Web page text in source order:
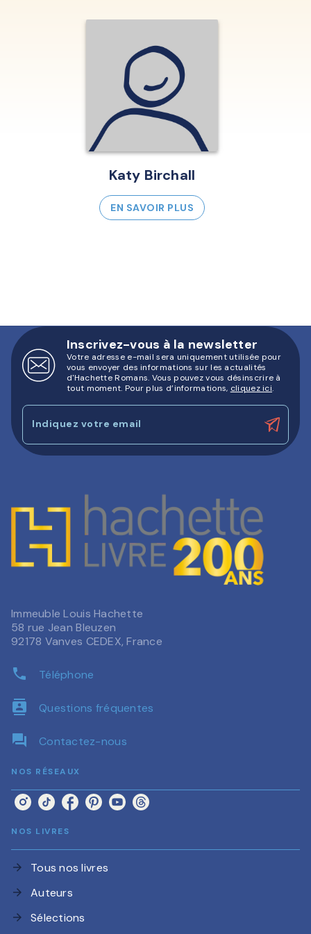
Katy Birchall
EN SAVOIR PLUS
Inscrivez-vous à la newsletter
Votre adresse e-mail sera uniquement utilisée pour
vous envoyer des informations sur les actualités
d'Hachette Romans. Vous pouvez vous désinscrire à
tout moment. Pour plus d’informations, cliquez ici.
Indiquez votre email
Immeuble Louis Hachette
58 rue Jean Bleuzen
92178 Vanves CEDEX, France
phone Téléphone
contacts Questions fréquentes
question_answer Contactez-nous
NOS RÉSEAUX
NOS LIVRES
arrow_forward Tous nos livres
arrow_forward Auteurs
arrow_forward Sélections